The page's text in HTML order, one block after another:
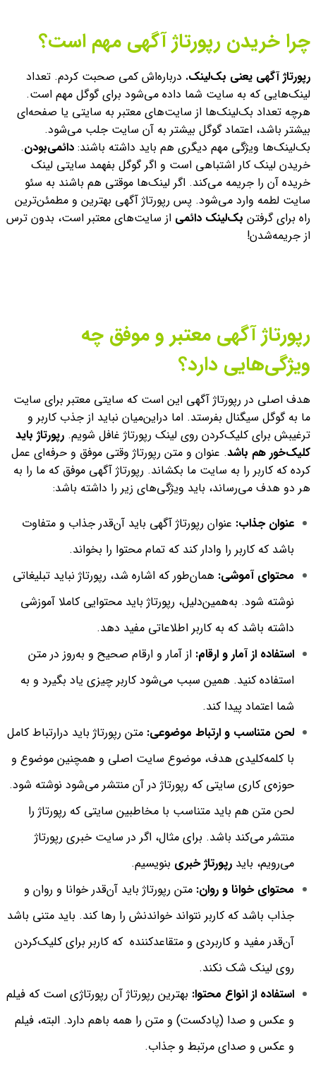
چرا خریدن رپورتاژ آگهی مهم است؟
رپورتاژ آگهی یعنی بک‌لینک. درباره‌اش کمی صحبت کردم. تعداد
لینک‌هایی که به سایت شما داده می‌شود برای گوگل مهم است.
هرچه تعداد بک‌لینک‌ها از سایت‌های معتبر به سایتی یا صفحه‌ای
بیشتر باشد، اعتماد گوگل بیشتر به آن سایت جلب می‌شود.
بک‌لینک‌ها ویژگی مهم دیگری هم باید داشته باشند: دائمی‌بودن.
خریدن لینک کار اشتباهی است و اگر گوگل بفهمد سایتی لینک
خریده آن را جریمه می‌کند. اگر لینک‌ها موقتی هم باشند به سئو
سایت لطمه وارد می‌شود. پس رپورتاژ آگهی بهترین و مطمئن‌ترین
راه برای گرفتن بک‌لینک دائمی از سایت‌های معتبر است، بدون ترس
از جریمه‌شدن!
رپورتاژ آگهی معتبر و موفق چه
ویژگی‌هایی دارد؟
هدف اصلی در رپورتاژ آگهی این است که سایتی معتبر برای سایت
ما به گوگل سیگنال بفرستد. اما دراین‌میان نباید از جذب کاربر و
ترغیبش برای کلیک‌کردن روی لینک رپورتاژ غافل شویم. رپورتاژ باید
کلیک‌خور هم باشد. عنوان و متن رپورتاژ وقتی موفق و حرفه‌ای عمل
کرده که کاربر را به سایت ما بکشاند. رپورتاژ آگهی موفق که ما را به
هر دو هدف می‌رساند، باید ویژ‌گی‌های زیر را داشته باشد:
عنوان جذاب: عنوان رپورتاژ آگهی باید آن‌قدر جذاب و متفاوت
باشد که کاربر را وادار کند که تمام محتوا را بخواند.
محتوای آموشی: همان‌طور که اشاره شد، رپورتاژ نباید تبلیغاتی
نوشته شود. به‌همین‌دلیل، رپورتاژ باید محتوایی کاملا آموزشی
داشته باشد که به کاربر اطلاعاتی مفید دهد.
استفاده از آمار و ارقام:از آمار و ارقام صحیح و به‌روز در متن
استفاده کنید. همین سبب می‌‌شود کاربر چیزی یاد بگیرد و به
شما اعتماد پیدا کند.
لحن متناسب و ارتباط موضوعی:متن رپورتاژ باید درارتباط کامل
با کلمه‌‌کلیدی هدف، موضوع سایت اصلی و همچنین موضوع و
حوزه‌ی کاری سایتی که رپورتاژ در آن منتشر می‌شود نوشته شود.
لحن متن هم باید متناسب با مخاطبین سایتی که رپورتاژ را
منتشر می‌کند باشد. برای مثال، اگر در سایت خبری رپورتاژ
می‌رویم، بایدرپورتاژ خبری بنویسیم.
محتوای خوانا و روان:متن رپورتاژ باید آن‌قدر خوانا و روان و
جذاب باشد که کاربر نتواند خواندنش را رها کند. باید متنی باشد
آن‌قدر مفید و کاربردی و متقاعد‌کننده که کاربر برای کلیک‌کردن
روی لینک شک نکند.
استفاده از انواع محتوا: بهترین رپورتاژ آن رپورتاژی است که فیلم
و عکس و صدا (پادکست) و متن را همه با‌هم دارد. البته، فیلم
و عکس و صدای مرتبط و جذاب.